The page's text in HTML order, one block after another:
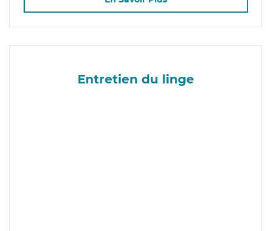
Entretien du linge